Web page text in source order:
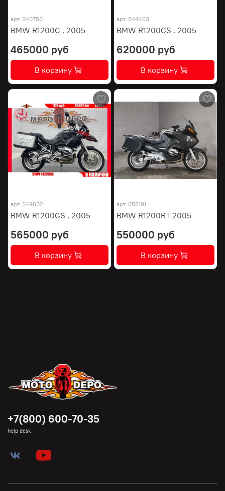
арт. 040750
BMW R1200C , 2005
465000 руб
В корзину
арт. 044463
BMW R1200GS , 2005
620000 руб
В корзину
арт. 049602
BMW R1200GS , 2005
565000 руб
В корзину
арт. 055181
BMW R1200RT 2005
550000 руб
В корзину
+7(800) 600-70-35
help desk